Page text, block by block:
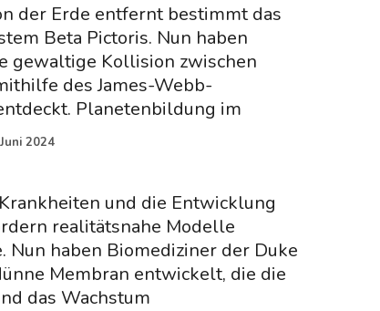
der Erde entfernt bestimmt das
Beta Pictoris. Nun haben
gewaltige Kollision zwischen
des James-Webb-
Planetenbildung im
2024
und die Entwicklung
realitätsnahe Modelle
Nun haben Biomediziner der Duke
Membran entwickelt, die die
das Wachstum